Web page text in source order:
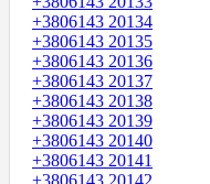
+3806143 20134
+3806143 20135
+3806143 20136
+3806143 20137
+3806143 20138
+3806143 20139
+3806143 20140
+3806143 20141
+3806143 20142